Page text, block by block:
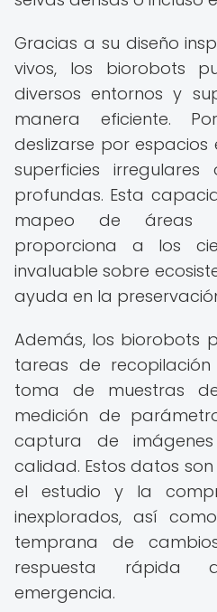
Gracias a su diseño
vivos, los biorobots
diversos entornos y
manera eficiente.
deslizarse por
superficies
profundas. Esta
mapeo de áreas
proporciona a los
invaluable sobre
ayuda en la
Además, los biorobots
tareas de
toma de muestras
medición de
captura de
calidad. Estos datos
el estudio y la
inexplorados, así
temprana de
respuesta rápida
emergencia.